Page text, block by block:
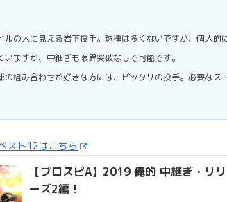
ルの人に見える岩下投手。球種は多くないですが、個人
いますが、中継ぎも限界突破なしで可能です。
の組み合わせが好きな方には、ピッタリの投手。必要な
スト12はこちら
【プロスピA】2019 俺的 中継ぎ・リ
ーズ2編！